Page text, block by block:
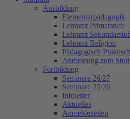
Ausbildung
Elementarpädagogik
Lehramt Primarstufe
Lehramt
Lehramt Religion
Pädagogisch
Anmeldung zum
Fortbildung
Seminare 26/27
Seminare 25/26
Infoletter
Aktuelles
Anmeldezeiten